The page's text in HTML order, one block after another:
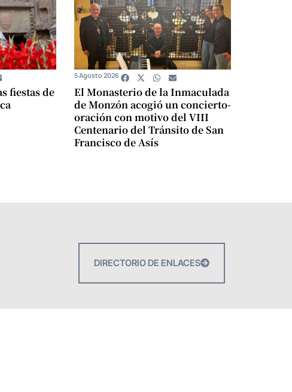
fiestas de
El Monasterio de la Inmaculada
de Monzón acogió un concierto-
oración con motivo del VIII
Centenario del Tránsito de San
Francisco de Asís
5 Agosto 2026
DIRECTORIO DE ENLACES